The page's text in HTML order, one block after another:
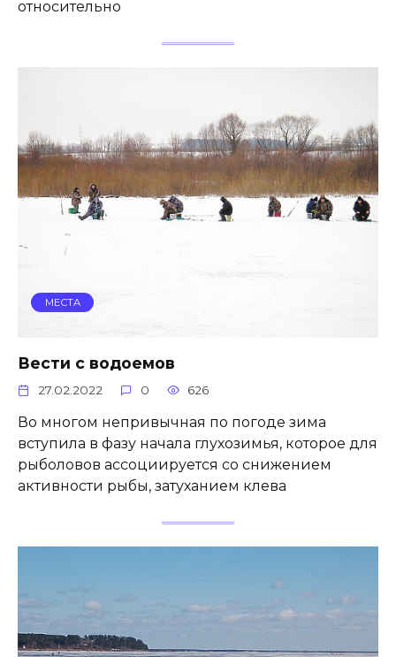
относительно
МЕСТА
Вести с водоемов
27.02.2022 0 626
Во многом непривычная по погоде зима
вступила в фазу начала глухозимья, которое для
рыболовов ассоциируется со снижением
активности рыбы, затуханием клева